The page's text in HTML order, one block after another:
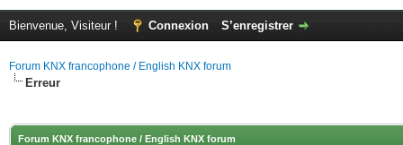
Bienvenue, Visiteur ! Connexion S’enregistrer
Forum KNX francophone / English KNX forum
Erreur
Forum KNX francophone / English KNX forum